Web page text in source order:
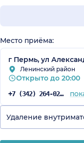
Место приёма:
г Пермь, ул
Ленинский район
Открыто до 20:00
+7 (342) 264-02-90
Удаление